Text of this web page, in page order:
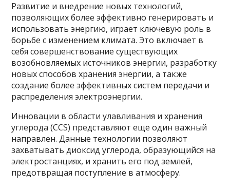
Развитие и внедрение новых технологий,
позволяющих более эффективно генерировать и
использовать энергию, играет ключевую роль в
борьбе с изменением климата. Это включает в
себя совершенствование существующих
возобновляемых источников энергии, разработку
новых способов хранения энергии, а также
создание более эффективных систем передачи и
распределения электроэнергии.
Инновации в области улавливания и хранения
углерода (CCS) представляют еще один важный
направлен. Данные технологии позволяют
захватывать диоксид углерода, образующийся на
электростанциях, и хранить его под землей,
предотвращая поступление в атмосферу.